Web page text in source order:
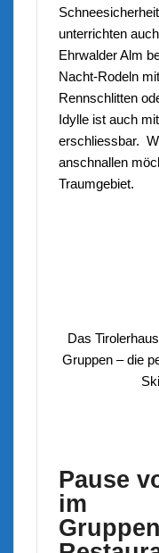
unterrichten
Ehrwalder Alm
Nacht-Rodelnmit
Rennschlitten
Idylle ist auch mit
erschliessbar.
anschnallen
Traumgebiet.
Das
Gruppen – die
Pause
im